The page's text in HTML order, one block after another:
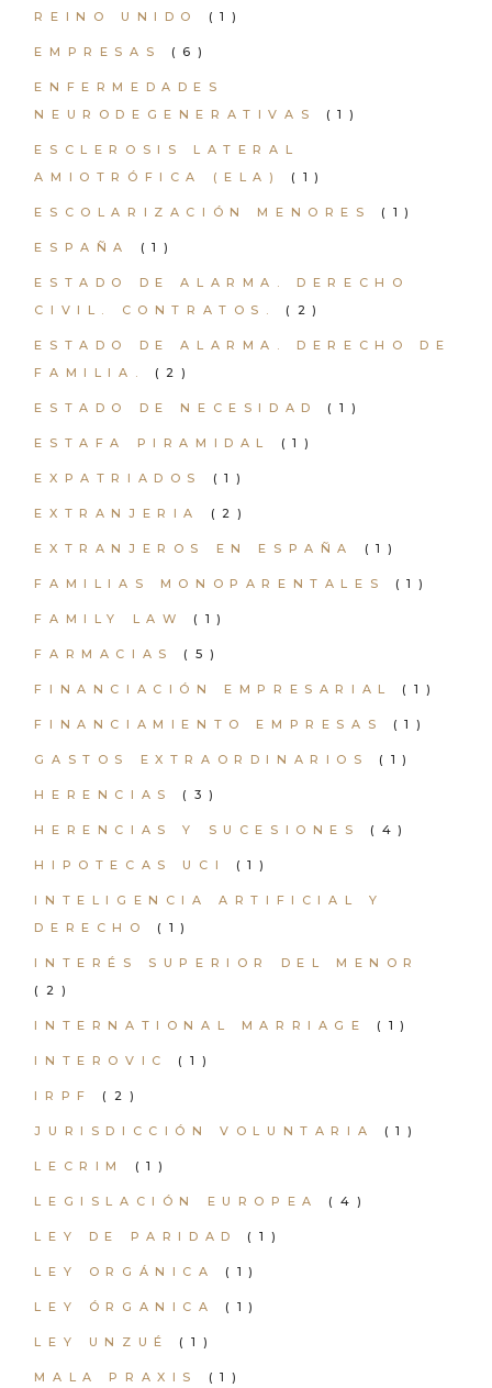
REINO UNIDO (1)
EMPRESAS (6)
ENFERMEDADES
NEURODEGENERATIVAS
(1)
ESCLEROSIS LATERAL
AMIOTRÓFICA (ELA)
(1)
ESCOLARIZACIÓN MENORES (1)
ESPAÑA (1)
ESTADO DE ALARMA. DERECHO
CIVIL. CONTRATOS.
(2)
ESTADO DE ALARMA. DERECHO DE
FAMILIA.
(2)
ESTADO DE NECESIDAD (1)
ESTAFA PIRAMIDAL (1)
EXPATRIADOS (1)
EXTRANJERIA (2)
EXTRANJEROS EN ESPAÑA (1)
FAMILIAS MONOPARENTALES (1)
FAMILY LAW (1)
FARMACIAS (5)
FINANCIACIÓN EMPRESARIAL (1)
FINANCIAMIENTO EMPRESAS (1)
GASTOS EXTRAORDINARIOS (1)
HERENCIAS (3)
HERENCIAS Y SUCESIONES (4)
HIPOTECAS UCI (1)
INTELIGENCIA ARTIFICIAL Y
DERECHO
(1)
INTERÉS SUPERIOR DEL MENOR
(2)
INTERNATIONAL MARRIAGE (1)
INTEROVIC (1)
IRPF (2)
JURISDICCIÓN VOLUNTARIA (1)
LECRIM (1)
LEGISLACIÓN EUROPEA (4)
LEY DE PARIDAD (1)
LEY ORGÁNICA (1)
LEY ÓRGANICA (1)
LEY UNZUÉ (1)
MALA PRAXIS (1)